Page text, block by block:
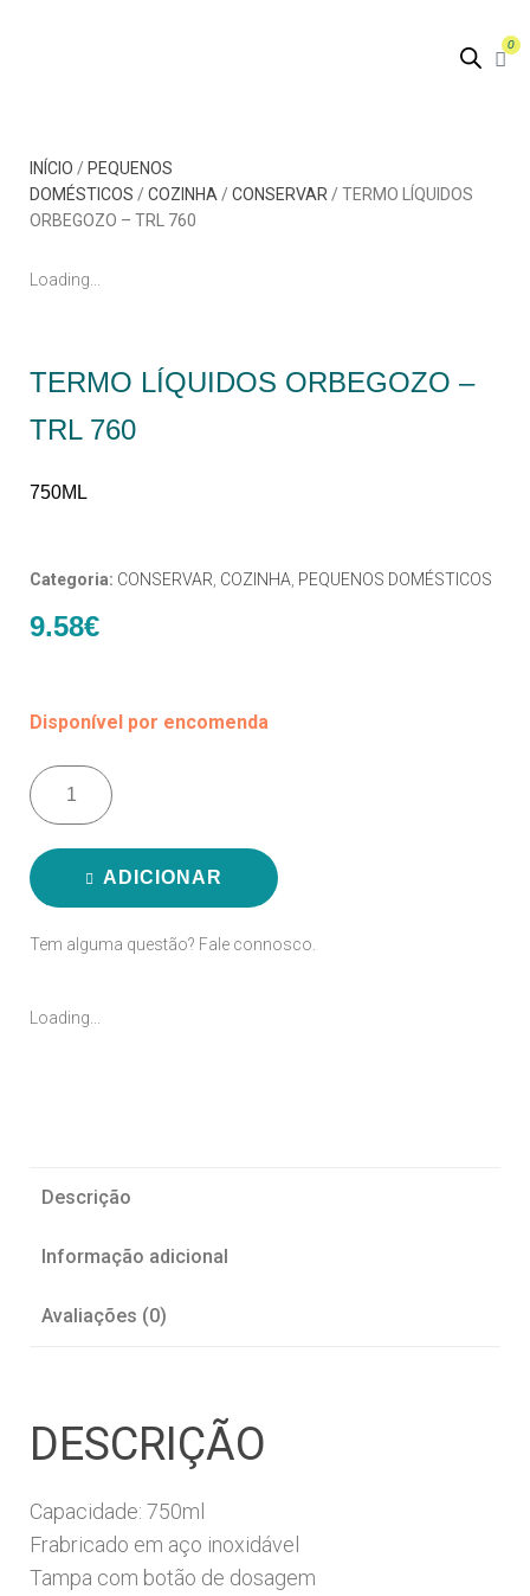
0
INÍCIO /PEQUENOS
DOMÉSTICOS /COZINHA /CONSERVAR / TERMO LÍQUIDOS
ORBEGOZO – TRL 760
Loading...
TERMO LÍQUIDOS ORBEGOZO –
TRL 760
750ML
Categoria: CONSERVAR COZINHA PEQUENOS DOMÉSTICOS
9.58€
Disponível por encomenda
ADICIONAR
Tem alguma questão? Fale connosco.
Loading...
Descrição
Informação adicional
Avaliações (0)
DESCRIÇÃO
Capacidade: 750ml
Frabricado em aço inoxidável
Tampa com botão de dosagem